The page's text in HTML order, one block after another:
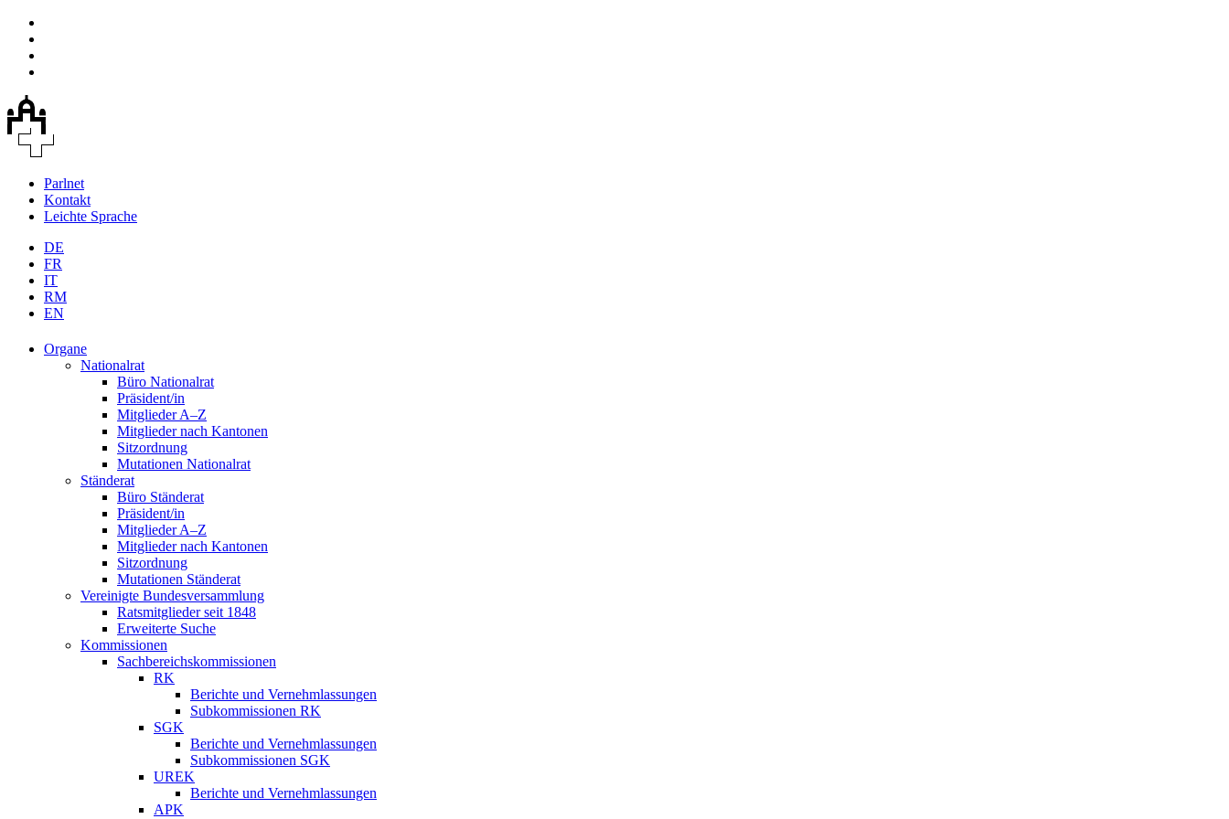
Parlnet
Kontakt
Leichte Sprache
DE
FR
IT
RM
EN
Organe
Nationalrat
Büro Nationalrat
Präsident/in
Mitglieder A–Z
Mitglieder nach Kantonen
Sitzordnung
Mutationen Nationalrat
Ständerat
Büro Ständerat
Präsident/in
Mitglieder A–Z
Mitglieder nach Kantonen
Sitzordnung
Mutationen Ständerat
Vereinigte Bundesversammlung
Ratsmitglieder seit 1848
Erweiterte Suche
Kommissionen
Sachbereichskommissionen
RK
Berichte und Vernehmlassungen
Subkommissionen RK
SGK
Berichte und Vernehmlassungen
Subkommissionen SGK
UREK
Berichte und Vernehmlassungen
APK